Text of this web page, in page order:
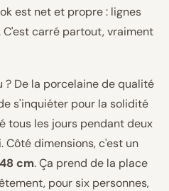
est net et propre : lignes
carré partout, vraiment
? De la porcelaine de qualité
s'inquiéter pour la solidité
tous les jours pendant deux
Côté dimensions, c'est un
cm. Ça prend de la place
pour six personnes,